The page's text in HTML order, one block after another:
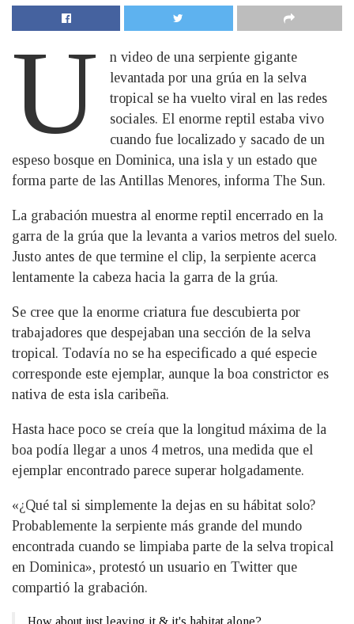
U
n video de una serpiente gigante
levantada por una grúa en la selva
tropical se ha vuelto viral en las redes
sociales. El enorme reptil estaba vivo
cuando fue localizado y sacado de un
espeso bosque en Dominica, una isla y un estado que
forma parte de las Antillas Menores, informa The Sun.
La grabación muestra al enorme reptil encerrado en la
garra de la grúa que la levanta a varios metros del suelo.
Justo antes de que termine el clip, la serpiente acerca
lentamente la cabeza hacia la garra de la grúa.
Se cree que la enorme criatura fue descubierta por
trabajadores que despejaban una sección de la selva
tropical. Todavía no se ha especificado a qué especie
corresponde este ejemplar, aunque la boa constrictor es
nativa de esta isla caribeña.
Hasta hace poco se creía que la longitud máxima de la
boa podía llegar a unos 4 metros, una medida que el
ejemplar encontrado parece superar holgadamente.
«¿Qué tal si simplemente la dejas en su hábitat solo?
Probablemente la serpiente más grande del mundo
encontrada cuando se limpiaba parte de la selva tropical
en Dominica», protestó un usuario en Twitter que
compartió la grabación.
How about just leaving it & it's habitat alone?